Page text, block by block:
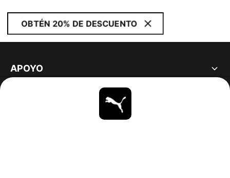
OBTÉN 20% DE DESCUENTO
APOYO